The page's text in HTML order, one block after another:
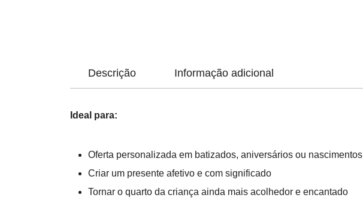
Descrição Informação adicional
Ideal para:
Oferta personalizada em batizados, aniversários ou nascimentos
Criar um presente afetivo e com significado
Tornar o quarto da criança ainda mais acolhedor e encantado